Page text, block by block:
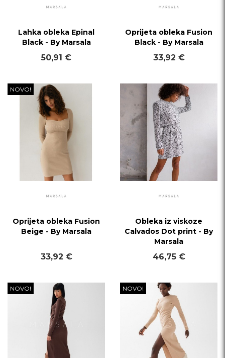
Lahka obleka Epinal
Black - By Marsala
50,91 €
Oprijeta obleka Fusion
Black - By Marsala
33,92 €
NOVO!
Oprijeta obleka Fusion
Beige - By Marsala
33,92 €
Obleka iz viskoze
Calvados Dot print - By
Marsala
46,75 €
NOVO! NOVO!